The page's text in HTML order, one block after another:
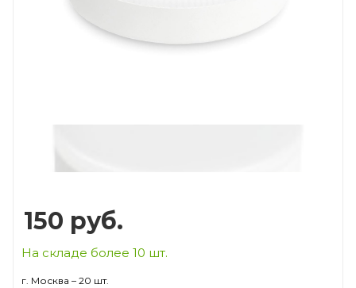
150 руб.
На складе более 10 шт.
г. Москва – 20 шт.